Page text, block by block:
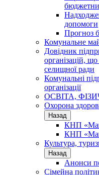
допомоги
Прогноз
Комунальне
Довідник
організацій,
селищної ради
Комунальні
організації
ОСВІТА,
Охорона
Назад
КНП
КНП
Культура,
Назад
Анонси
Сімейна